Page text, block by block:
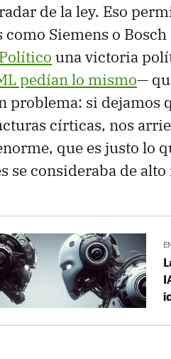
de la ley. Eso
como Siemens o
una victoria
pedían lo mismo—
problema: si dejamos
círticas, nos
que es justo lo
se consideraba de